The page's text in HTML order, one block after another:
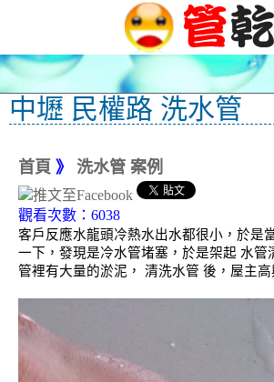
中壢 民權路 洗水管
首頁 》 洗水管 案例
觀看次數：6038
客戶反應水龍頭冷熱水出水都很小，於是
一下，發現是冷水管堵塞，於是架起 水管
管裡有大量的淤泥， 清洗水管 後，屋主高